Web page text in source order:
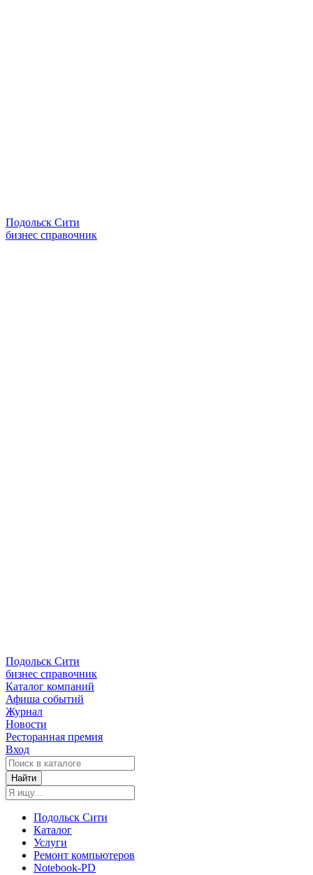
Подольск Сити
бизнес справочник
Подольск Сити
бизнес справочник
Каталог компаний
Афиша событий
Журнал
Новости
Ресторанная премия
Вход
Найти
Подольск Сити
Каталог
Услуги
Ремонт компьютеров
Notebook-PD